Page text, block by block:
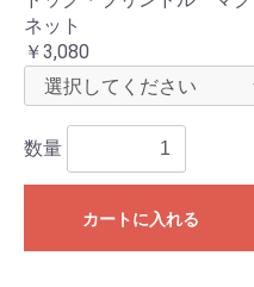
ネット
￥3,080
数量
カートに入れる